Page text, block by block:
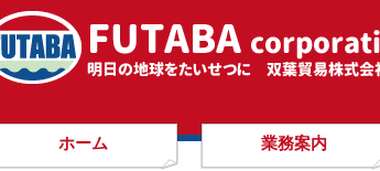
ホーム 業務案内